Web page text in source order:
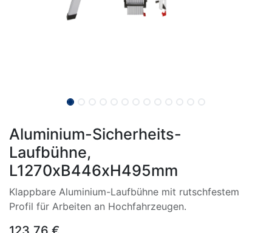
Aluminium-Sicherheits-
Laufbühne,
L1270xB446xH495mm
Klappbare Aluminium-Laufbühne mit rutschfestem
Profil für Arbeiten an Hochfahrzeugen.